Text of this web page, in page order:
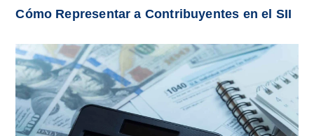
Cómo Representar a Contribuyentes en el SII